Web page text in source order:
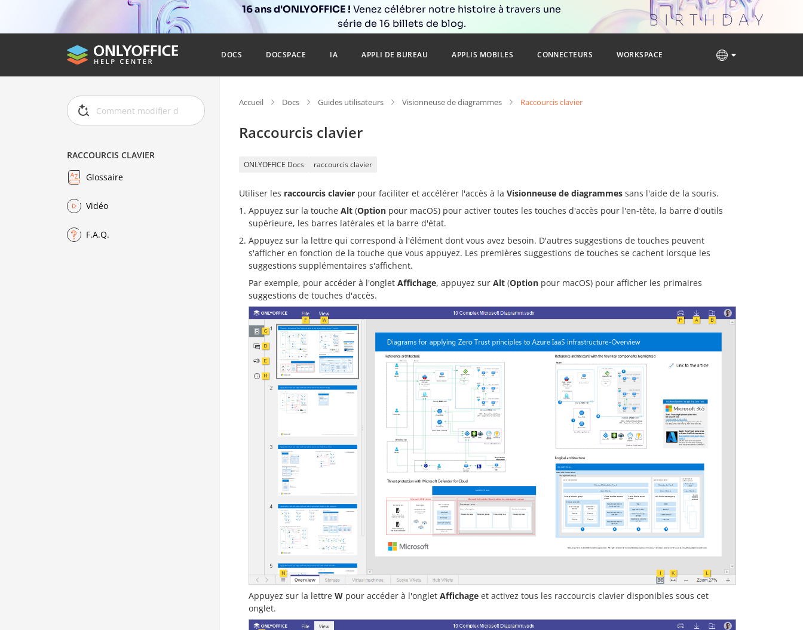
16 ans d'ONLYOFFICE ! Venez célébrer notre histoire à travers une
série de 16 billets de blog.
DOCS DOCSPACE IA APPLI DE BUREAU APPLIS MOBILES CONNECTEURS WORKSPACE
RACCOURCIS CLAVIER
Glossaire
Vidéo
F.A.Q.
Accueil Docs Guides utilisateurs Visionneuse de diagrammes Raccourcis clavier
Raccourcis clavier
ONLYOFFICE Docs raccourcis clavier
Utiliser les raccourcis clavier pour faciliter et accélérer l'accès à la Visionneuse de diagrammes sans l'aide de la souris.
Appuyez sur la touche Alt (Option pour macOS) pour activer toutes les touches d'accès pour l'en-tête, la barre d'outils
supérieure, les barres latérales et la barre d'état.
Appuyez sur la lettre qui correspond à l'élément dont vous avez besoin. D'autres suggestions de touches peuvent
s'afficher en fonction de la touche que vous appuyez. Les premières suggestions de touches se cachent lorsque les
suggestions supplémentaires s'affichent.
Par exemple, pour accéder à l'onglet Affichage, appuyez sur Alt (Option pour macOS) pour afficher les primaires
suggestions de touches d'accès.
Appuyez sur la lettre W pour accéder à l'onglet Affichage et activez tous les raccourcis clavier disponibles sous cet
onglet.